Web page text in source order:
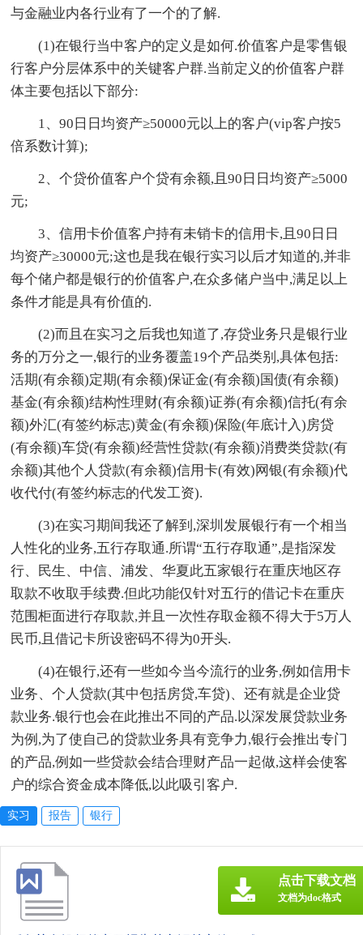
与金融业内各行业有了一个的了解.
(1)在银行当中客户的定义是如何.价值客户是零售银
行客户分层体系中的关键客户群.当前定义的价值客户群
体主要包括以下部分:
1、90日日均资产≥50000元以上的客户(vip客户按5
倍系数计算);
2、个贷价值客户个贷有余额,且90日日均资产≥5000
元;
3、信用卡价值客户持有未销卡的信用卡,且90日日
均资产≥30000元;这也是我在银行实习以后才知道的,并非
每个储户都是银行的价值客户,在众多储户当中,满足以上
条件才能是具有价值的.
(2)而且在实习之后我也知道了,存贷业务只是银行业
务的万分之一,银行的业务覆盖19个产品类别,具体包括:
活期(有余额)定期(有余额)保证金(有余额)国债(有余额)
基金(有余额)结构性理财(有余额)证券(有余额)信托(有余
额)外汇(有签约标志)黄金(有余额)保险(年底计入)房贷
(有余额)车贷(有余额)经营性贷款(有余额)消费类贷款(有
余额)其他个人贷款(有余额)信用卡(有效)网银(有余额)代
收代付(有签约标志的代发工资).
(3)在实习期间我还了解到,深圳发展银行有一个相当
人性化的业务,五行存取通.所谓“五行存取通”,是指深发
行、民生、中信、浦发、华夏此五家银行在重庆地区存
取款不收取手续费.但此功能仅针对五行的借记卡在重庆
范围柜面进行存取款,并且一次性存取金额不得大于5万人
民币,且借记卡所设密码不得为0开头.
(4)在银行,还有一些如今当今流行的业务,例如信用卡
业务、个人贷款(其中包括房贷,车贷)、还有就是企业贷
款业务.银行也会在此推出不同的产品.以深发展贷款业务
为例,为了使自己的贷款业务具有竞争力,银行会推出专门
的产品,例如一些贷款会结合理财产品一起做,这样会使客
户的综合资金成本降低,以此吸引客户.
实习 报告 银行
点击下载文档
文档为doc格式